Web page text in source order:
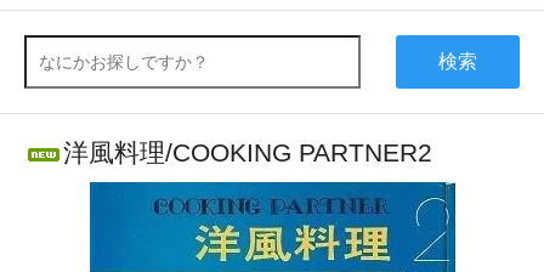
検索
洋風料理/COOKING PARTNER2